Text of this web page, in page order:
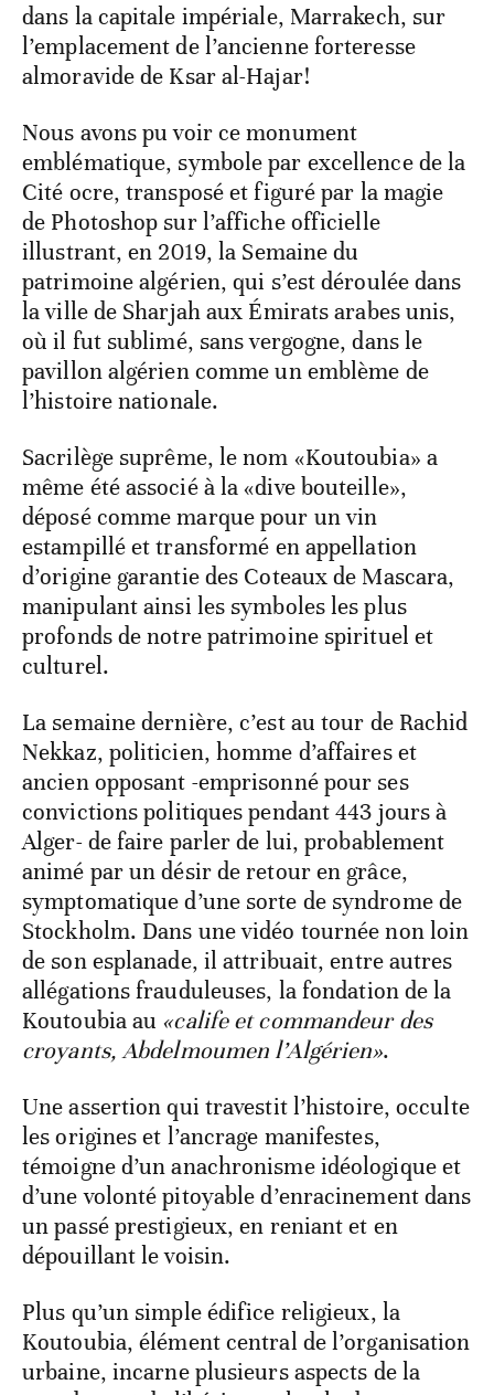
dans la capitale impériale, Marrakech, sur
l’emplacement de l’ancienne forteresse
almoravide de Ksar al-Hajar!
Nous avons pu voir ce monument
emblématique, symbole par excellence de la
Cité ocre, transposé et figuré par la magie
de Photoshop sur l’affiche officielle
illustrant, en 2019, la Semaine du
patrimoine algérien, qui s’est déroulée dans
la ville de Sharjah aux Émirats arabes unis,
où il fut sublimé, sans vergogne, dans le
pavillon algérien comme un emblème de
l’histoire nationale.
Sacrilège suprême, le nom «Koutoubia» a
même été associé à la «dive bouteille»,
déposé comme marque pour un vin
estampillé et transformé en appellation
d’origine garantie des Coteaux de Mascara,
manipulant ainsi les symboles les plus
profonds de notre patrimoine spirituel et
culturel.
La semaine dernière, c’est au tour de Rachid
Nekkaz, politicien, homme d’affaires et
ancien opposant -emprisonné pour ses
convictions politiques pendant 443 jours à
Alger- de faire parler de lui, probablement
animé par un désir de retour en grâce,
symptomatique d’une sorte de syndrome de
Stockholm. Dans une vidéo tournée non loin
de son esplanade, il attribuait, entre autres
allégations frauduleuses, la fondation de la
Koutoubia au «calife et commandeur des
croyants, Abdelmoumen l’Algérien».
Une assertion qui travestit l’histoire, occulte
les origines et l’ancrage manifestes,
témoigne d’un anachronisme idéologique et
d’une volonté pitoyable d’enracinement dans
un passé prestigieux, en reniant et en
dépouillant le voisin.
Plus qu’un simple édifice religieux, la
Koutoubia, élément central de l’organisation
urbaine, incarne plusieurs aspects de la